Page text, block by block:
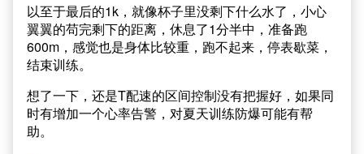
以至于最后的1k，就像杯子里没剩下什么水了，小心
翼翼的苟完剩下的距离，休息了1分半中，准备跑
600m，感觉也是身体比较重，跑不起来，停表歇菜，
结束训练。
想了一下，还是T配速的区间控制没有把握好，如果同
时有增加一个心率告警，对夏天训练防爆可能有帮
助。